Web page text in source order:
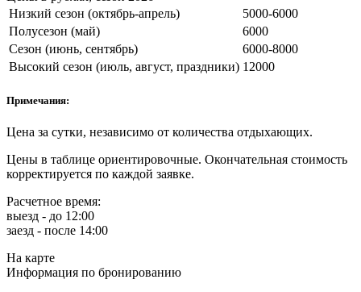
Низкий сезон (октябрь-апрель)
5000-6000
Полусезон (май)
6000
Сезон (июнь, сентябрь)
6000-8000
Высокий сезон (июль, август, праздники) 12000
Примечания:
Цена за сутки, независимо от количества отдыхающих.
Цены в таблице ориентировочные. Окончательная стоимость
корректируется по каждой заявке.
Расчетное время:
выезд - до 12:00
заезд - после 14:00
На карте
Информация по бронированию